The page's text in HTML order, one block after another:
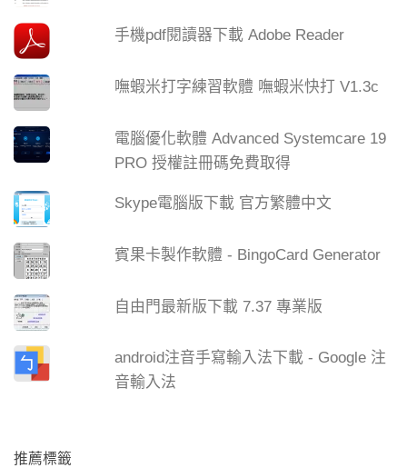
手機pdf閱讀器下載 Adobe Reader
嘸蝦米打字練習軟體 嘸蝦米快打 V1.3c
電腦優化軟體 Advanced Systemcare 19
PRO 授權註冊碼免費取得
Skype電腦版下載 官方繁體中文
賓果卡製作軟體 - BingoCard Generator
自由門最新版下載 7.37 專業版
android注音手寫輸入法下載 - Google 注
音輸入法
推薦標籤